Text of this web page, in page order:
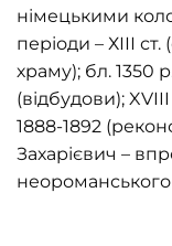
німецькими
періоди – ХІІІ
храму); бл. 1350
(відбудови);
1888-1892
Захарієвич –